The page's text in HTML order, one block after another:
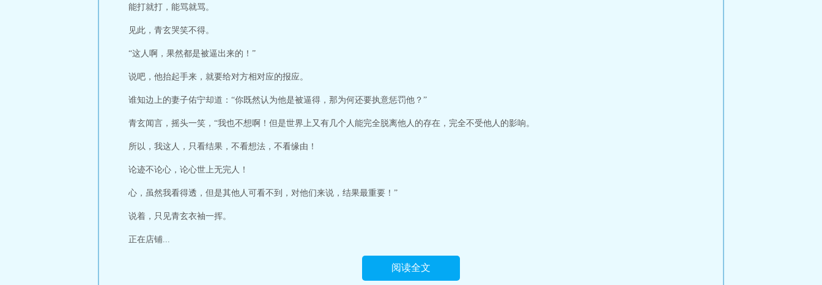
能打就打，能骂就骂。
见此，青玄哭笑不得。
“这人啊，果然都是被逼出来的！”
说吧，他抬起手来，就要给对方相对应的报应。
谁知边上的妻子佑宁却道：“你既然认为他是被逼得，那为何还要执意惩罚他？”
青玄闻言，摇头一笑，“我也不想啊！但是世界上又有几个人能完全脱离他人的存在，完全不受他人的影响。
所以，我这人，只看结果，不看想法，不看缘由！
论迹不论心，论心世上无完人！
心，虽然我看得透，但是其他人可看不到，对他们来说，结果最重要！”
说着，只见青玄衣袖一挥。
正在店铺...
阅读全文